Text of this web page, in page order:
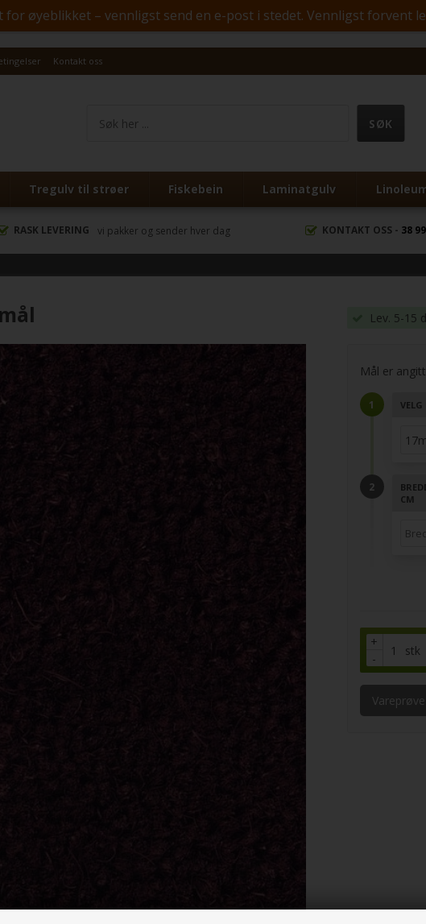
øyeblikket – vennligst send en e-post i stedet. Vennligst forvent
Kontakt oss
Tregulv til strøer Fiskebein Laminatgulv
RASK LEVERING vi pakker og sender hver dag KONTAKT OSS - 38
Lev. 5-15
Mål er
VELG
CM
+
-
stk